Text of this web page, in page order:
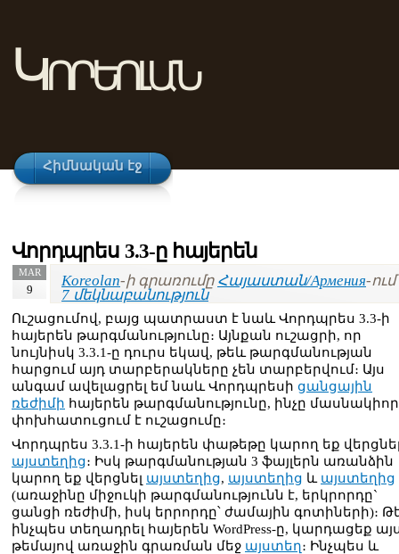
Կորեոլան
Հիմնական էջ
Վորդպրես 3.3-ը հայերեն
MAR
9
Koreolan-ի գրառումը Հայաստան/Армения-ում
7 մեկնաբանություն
Ուշացումով, բայց պատրաստ է նաև Վորդպրես 3.3-ի
հայերեն թարգմանությունը։ Այնքան ուշացրի, որ
նույնիսկ 3.3.1-ը դուրս եկավ, թեև թարգմանության
հարցում այդ տարբերակները չեն տարբերվում։ Այս
անգամ ավելացրել եմ նաև Վորդպրեսի ցանցային
ռեժիմի հայերեն թարգմանությունը, ինչը
փոխհատուցում է ուշացումը։
Վորդպրես 3.3.1-ի հայերեն փաթեթը կարող եք
այստեղից։ Իսկ թարգմանության 3 ֆայլերն առանձին
կարող եք վերցնել այստեղից, այստեղից և այստեղից
(առաջինը միջուկի թարգմանությունն է, երկրորդը`
ցանցի ռեժիմի, իսկ երրորդը՝ ժամային գոտիների)։
ինչպես տեղադրել հայերեն WordPress-ը, կարդացեք
թեմայով առաջին գրառման մեջ այստեղ։ Ինչպես և